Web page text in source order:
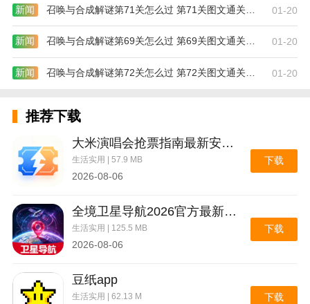
新闻 召唤与合成解谜第71关怎么过 第71关图文通关攻略 01-20
新闻 召唤与合成解谜第69关怎么过 第69关图文通关攻略 01-20
新闻 召唤与合成解谜第72关怎么过 第72关图文通关攻略 01-20
推荐下载
大米演唱会抢票指南最新安卓版
生活实用 | 57.9 MB
2026-08-06
下载
全境卫星导航2026官方最新版本
生活实用 | 125.5 MB
2026-08-06
下载
豆纸app
生活实用 | 62.13 M 下载